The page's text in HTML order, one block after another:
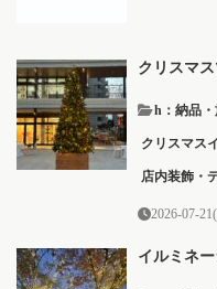
クリスマ
h：納品
クリスマス
店内装飾・
2026-07-
イルミネ